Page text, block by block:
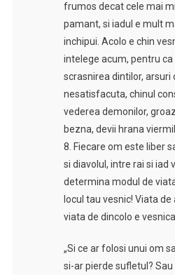
frumos decat cele mai
pamant, si iadul e mult
inchipui. Acolo e chin
intelege acum, pentru
scrasnirea dintilor, arsuri
nesatisfacuta, chinul
vederea demonilor,
bezna, devii hrana
8. Fiecare om este liber
si diavolul, intre rai si iad
determina modul de
locul tau vesnic! Viata
viata de dincolo e
„Si ce ar folosi unui om
si-ar pierde sufletul?